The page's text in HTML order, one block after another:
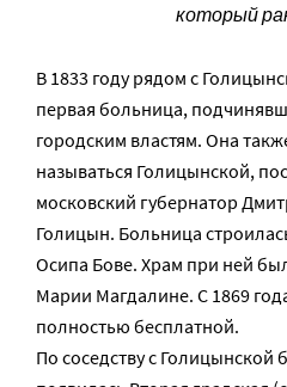
который
В 1833 году рядом с
первая больница,
городским властям. Она
называться Голицынской,
московский губернатор
Голицын. Больница
Осипа Бове. Храм при ней
Марии Магдалине. С 1869
полностью бесплатной.
По соседству с Голицынской